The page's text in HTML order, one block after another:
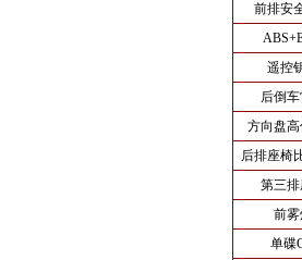
前排安
遥控
后倒
方向盘
后排座椅
第三
前雾
单碟